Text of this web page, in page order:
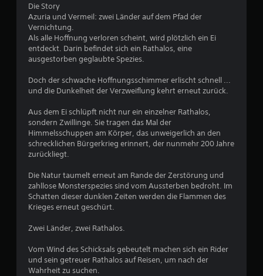
u
g
:
.
2
v
n
Die Story
Azuria und Vermeil: zwei Länder auf dem Pfad der
Vernichtung.
Als alle Hoffnung verloren scheint, wird plötzlich ein Ei
entdeckt. Darin befindet sich ein Rathalos, eine
ausgestorben geglaubte Spezies.
Doch der schwache Hoffnungsschimmer erlischt schnell ...
und die Dunkelheit der Verzweiflung kehrt erneut zurück.
Aus dem Ei schlüpft nicht nur ein einzelner Rathalos,
sondern Zwillinge. Sie tragen das Mal der
Himmelsschuppen am Körper, das unweigerlich an den
schrecklichen Bürgerkrieg erinnert, der nunmehr 200 Jahre
zurückliegt.
Die Natur taumelt erneut am Rande der Zerstörung und
zahllose Monsterspezies sind vom Aussterben bedroht. Im
Schatten dieser dunklen Zeiten werden die Flammen des
Krieges erneut geschürt.
Zwei Länder, zwei Rathalos.
Vom Wind des Schicksals gebeutelt machen sich ein Rider
und sein getreuer Rathalos auf Reisen, um nach der
Wahrheit zu suchen.